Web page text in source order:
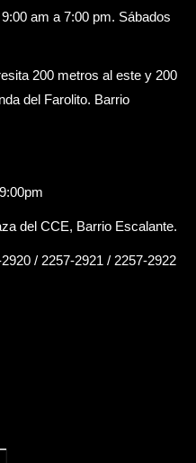
am a 7:00 pm. Sábados
200 metros al este y 200
del Farolito. Barrio
del CCE, Barrio Escalante.
/ 2257-2921 / 2257-2922